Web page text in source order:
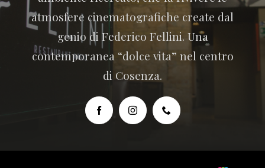
atmosfere cinematografiche create dal
genio di Federico Fellini. Una
contemporanea “dolce vita” nel centro
di Cosenza.